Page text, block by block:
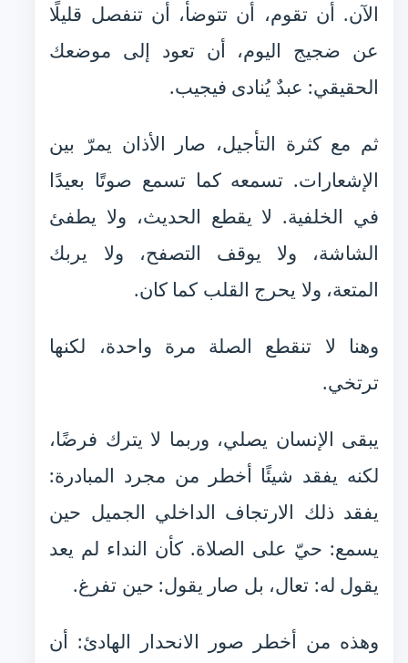
الآن. أن تقوم، أن تتوضأ، أن تنفصل قليلًا
عن ضجيج اليوم، أن تعود إلى موضعك
الحقيقي: عبدٌ يُنادى فيجيب.
ثم مع كثرة التأجيل، صار الأذان يمرّ بين
الإشعارات. تسمعه كما تسمع صوتًا بعيدًا
في الخلفية. لا يقطع الحديث، ولا يطفئ
الشاشة، ولا يوقف التصفح، ولا يربك
المتعة، ولا يحرج القلب كما كان.
وهنا لا تنقطع الصلة مرة واحدة، لكنها
ترتخي.
يبقى الإنسان يصلي، وربما لا يترك فرضًا،
لكنه يفقد شيئًا أخطر من مجرد المبادرة:
يفقد ذلك الارتجاف الداخلي الجميل حين
يسمع: حيّ على الصلاة. كأن النداء لم يعد
يقول له: تعال، بل صار يقول: حين تفرغ.
وهذه من أخطر صور الانحدار الهادئ: أن